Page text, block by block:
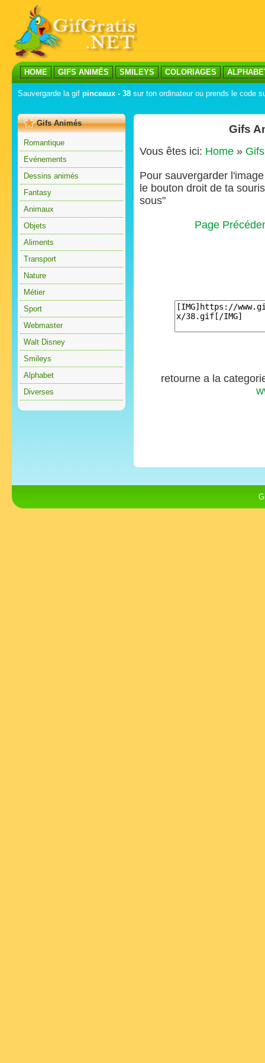
HOME GIFS ANIMÉS SMILEYS COLORIAGES
Sauvergarde la gif pinceaux - 38 sur ton ordinateur ou prends le code
Gifs Animés
Romantique
Evénements
Dessins animés
Fantasy
Animaux
Objets
Aliments
Transport
Nature
Métier
Sport
Webmaster
Walt Disney
Smileys
Alphabet
Diverses
Gifs
Vous êtes ici: Home »
Pour sauvergarder
le bouton droit de ta
sous"
Page
retourne a la